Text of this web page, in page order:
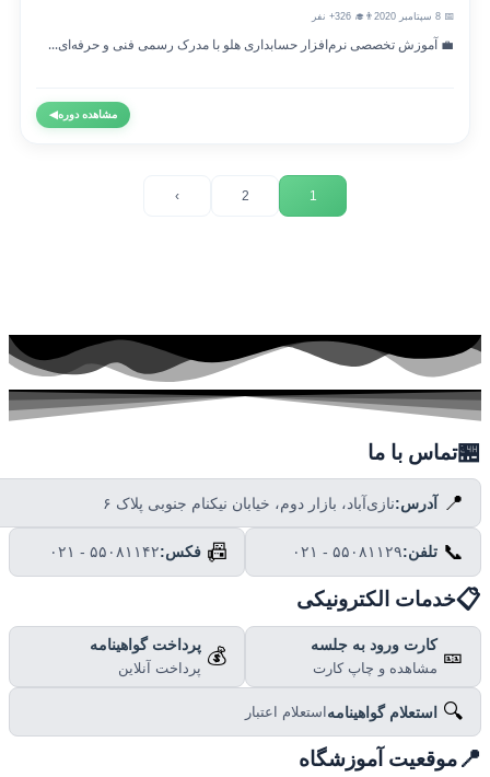
👨‍🎓 326+ نفر
💼 آموزش تخصصی نرم‌افزار حسابداری هلو با مدرک رسمی فنی و حرفه‌ای...
مشاهده دوره◀
تماس با ما
📍 آدرس:نازی‌آباد، بازار دوم، خیابان نیکنام جنوبی پلاک ۶
📞 تلفن:۰۲۱ - ۵۵۰۸۱۱۲۹ 📠 فکس:۰۲۱ - ۵۵۰۸۱۱۴۲
خدمات الکترونیکی
🎫 کارت ورود به جلسه
مشاهده و چاپ کارت
💰 پرداخت گواهینامه
پرداخت آنلاین
🔍 استعلام گواهینامهاستعلام اعتبار
موقعیت آموزشگاه